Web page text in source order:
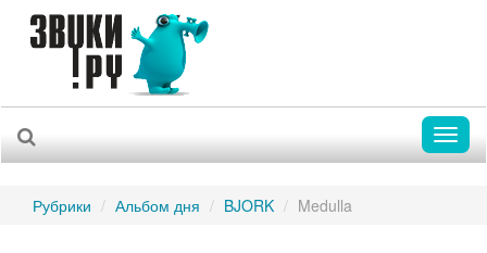
Рубрики Альбом дня BJORK Medulla